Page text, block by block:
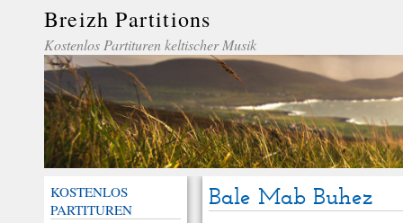
Breizh Partitions
Kostenlos Partituren keltischer Musik
KOSTENLOS
PARTITUREN
Bale Mab Buhez